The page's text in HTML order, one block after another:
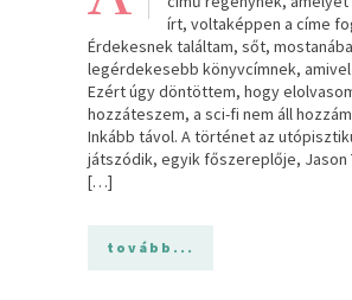
írt, voltaképpen a címe
Érdekesnek találtam, sőt,
legérdekesebb könyvcímnek,
Ezért úgy döntöttem, hogy
hozzáteszem, a sci-fi nem áll
Inkább távol. A történet az
játszódik, egyik főszereplője, Jason
[…]
tovább...